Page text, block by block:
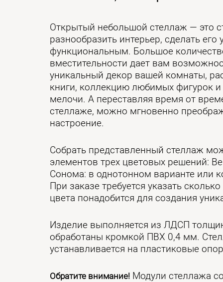
Открытый небольшой стеллаж — это
разнообразить интерьер, сделать
функциональным. Большое
вместительности дает вам
уникальный декор вашей комнаты,
книги, коллекцию любимых фигурок и
мелочи. А переставляя время от
стеллаже, можно мгновенно
настроение.
Собрать представленный стеллаж
элементов трех цветовых решений:
Сонома: в однотонном варианте или
При заказе требуется указать
цвета понадобится для создания
Изделие выполняется из ЛДСП
обработаны кромкой ПВХ 0,4 мм.
устанавливается на пластиковые
Обратите внимание! Модули стеллажа